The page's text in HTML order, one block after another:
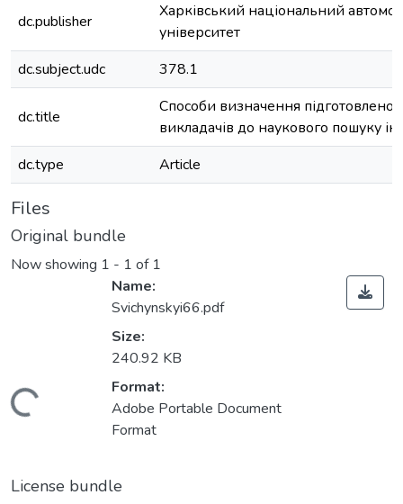
dc.publisher
Харківський національний
університет
dc.subject.udc
378.1
dc.title
Способи визначення
викладачів до наукового пошуку
dc.type
Article
Files
Original bundle
Now showing 1 - 1 of 1
Loading...
Name:
Svichynskyi66.pdf
Size:
240.92 KB
Format:
Adobe Portable Document
Format
License bundle